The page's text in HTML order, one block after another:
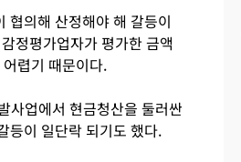
협의해 산정해야 해 갈등이
정평가업자가 평가한 금액
렵기 때문이다.
사업에서 현금청산을 둘러싼
등이 일단락 되기도 했다.